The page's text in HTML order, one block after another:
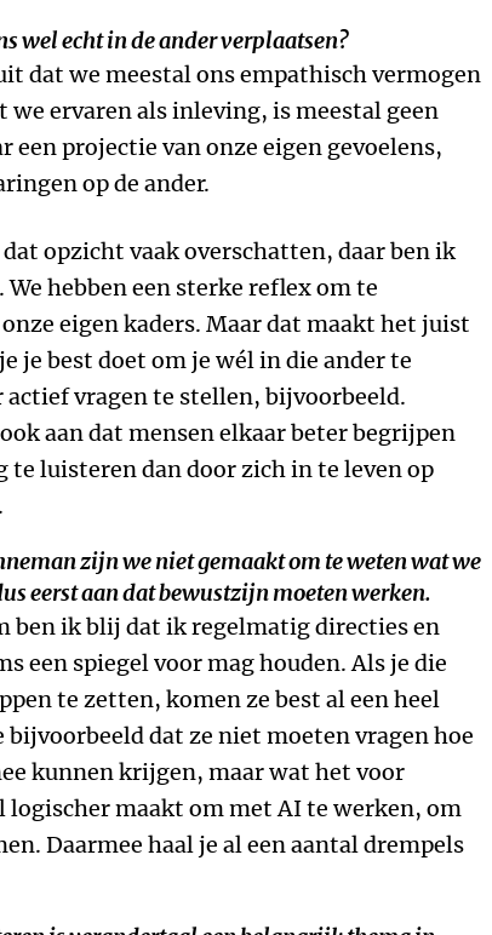
wel echt in de ander verplaatsen?
dat we meestal ons empathisch vermogen
we ervaren als inleving, is meestal geen
een projectie van onze eigen gevoelens,
op de ander.
opzicht vaak overschatten, daar ben ik
We hebben een sterke reflex om te
eigen kaders. Maar dat maakt het juist
je best doet om je wél in die ander te
actief vragen te stellen, bijvoorbeeld.
aan dat mensen elkaar beter begrijpen
te luisteren dan door zich in te leven op
zijn we niet gemaakt om te weten wat we
eerst aan dat bewustzijn moeten werken.
ben ik blij dat ik regelmatig directies en
een spiegel voor mag houden. Als je die
te zetten, komen ze best al een heel
bijvoorbeeld dat ze niet moeten vragen hoe
kunnen krijgen, maar wat het voor
logischer maakt om met AI te werken, om
Daarmee haal je al een aantal drempels